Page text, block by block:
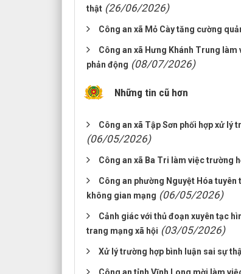
thật (26/06/2026)
Công an xã Mỏ Cày tăng cường
Công an xã Hưng Khánh Trung
phản động (08/07/2026)
Những tin cũ hơn
Công an xã Tập Sơn phối hợp xử
(06/05/2026)
Công an xã Ba Tri làm việc trường
Công an phường Nguyệt Hóa
không gian mạng (06/05/2026)
Cảnh giác với thủ đoạn xuyên tạc
trang mạng xã hội (03/05/2026)
Xử lý trường hợp bình luận sai sự